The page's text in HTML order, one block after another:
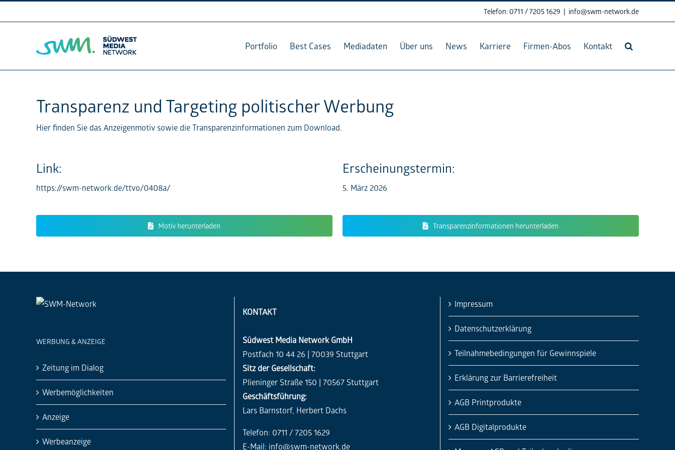
to
Telefon: 0711 / 7205 1629 | info@swm-network.de
Portfolio Best Cases Mediadaten Über uns News Karriere Firmen-Abos Kontakt
Transparenz und Targeting politischer Werbung
Hier finden Sie das Anzeigenmotiv sowie die Transparenzinformationen zum Download.
Link:
https://swm-network.de/ttvo/0408a/
Erscheinungstermin:
5. März 2026
Motiv herunterladen Transparenzinformationen herunterladen
WERBUNG & ANZEIGE
Zeitung im Dialog
Werbemöglichkeiten
Anzeige
Werbeanzeige
KONTAKT
Südwest Media Network GmbH
Postfach 10 44 26 | 70039 Stuttgart
Sitz der Gesellschaft:
Plieninger Straße 150 | 70567 Stuttgart
Geschäftsführung:
Lars Barnstorf, Herbert Dachs
Telefon: 0711 / 7205 1629
E-Mail: info@swm-network.de
Impressum
Datenschutzerklärung
Teilnahmebedingungen für Gewinnspiele
Erklärung zur Barrierefreiheit
AGB Printprodukte
AGB Digitalprodukte